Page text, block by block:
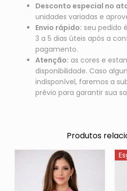
Desconto especial no
unidades variadas e
Envio rápido: seu pedido
3 a 5 dias úteis após a
pagamento.
Atenção: as cores e
disponibilidade. Caso
indisponível, faremos a
prévio para garantir sua
Produtos